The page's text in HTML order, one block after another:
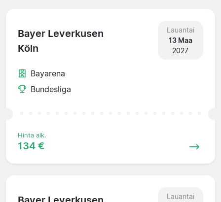
Bayer Leverkusen
Köln
Lauantai
13 Maa
2027
Bayarena
Bundesliga
Hinta alk.
134 €
Lauantai